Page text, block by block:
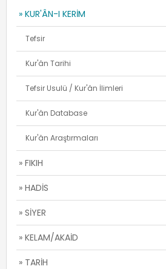
» KUR'ÂN-I KERİM
Tefsir
Kur'ân Tarihi
Tefsir Usulü / Kur'ân İlimleri
Kur'ân Database
Kur'ân Araştırmaları
» FIKIH
» HADİS
» SİYER
» KELAM/AKAİD
» TARİH